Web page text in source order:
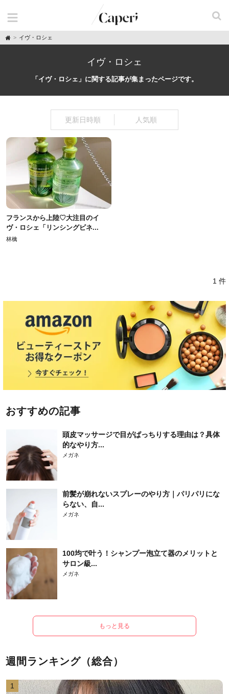
H
o
イヴ・ロシェ
イヴ・ロシェ
「イヴ・ロシェ」に関する記事が集まったページです。
更新日時順 人気順
フランスから上陸♡大注目のイ
ヴ・ロシェ「リンシングビネ...
林檎
1 件
おすすめの記事
頭皮マッサージで目がぱっちりする理由は？具体
的なやり方...
メガネ
前髪が崩れないスプレーのやり方｜パリパリにな
らない、自...
メガネ
100均で叶う！シャンプー泡立て器のメリットと
サロン級...
メガネ
もっと見る
週間ランキング（総合）
1